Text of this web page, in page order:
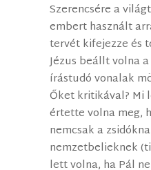
Szerencsére a
embert használt
tervét kifejezze és
Jézus beállt volna
írástudó vonalak
Őket kritikával? Mi
értette volna meg,
nemcsak a
nemzetbelieknek
lett volna, ha Pál